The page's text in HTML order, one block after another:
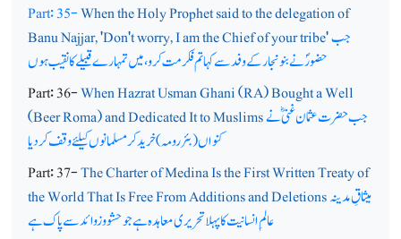
Part: 35-When the Holy Prophet said to the delegation of
Banu Najjar, 'Don't worry, I am the Chief of your tribe'جب
حضورؐ نے بنونجار کے وفد سے کہا تم فکر مت کرو، میں تمہارے قبیلے کا نقیب ہوں
Part: 36-When Hazrat Usman Ghani (RA) Bought a Well
(Beer Roma) and Dedicated It to Muslimsجب حضرت عثمان غنیؓ نے
کنواں (بئر رومہ) خرید کر مسلمانوں کیلئے وقف کردیا
Part: 37-The Charter of Medina Is the First Written Treaty of
the World That Is Free From Additions and Deletionsمیثاقِ مدینہ
عالم ِ انسانیت کا پہلا تحریری معاہدہ ہے جو حشو و زوائد سے پاک ہے